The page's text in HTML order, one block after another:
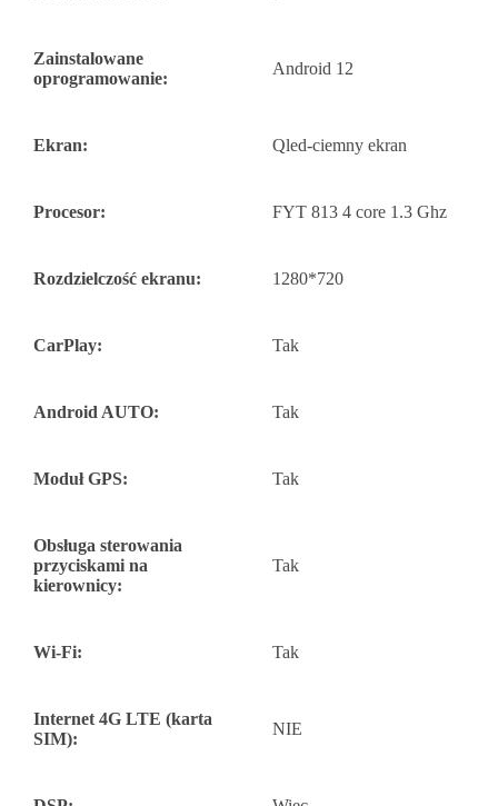
Zainstalowane
oprogramowanie:
Android 12
Ekran: Qled-ciemny ekran
Procesor: FYT 813 4 core 1.3 Ghz
Rozdzielczość ekranu: 1280*720
CarPlay: Tak
Android AUTO: Tak
Moduł GPS: Tak
Obsługa sterowania
przyciskami na
kierownicy:
Tak
Wi-Fi: Tak
Internet 4G LTE (karta
SIM):
NIE